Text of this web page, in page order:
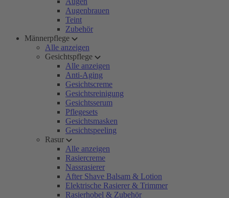
Augenbrauen
Teint
Zubehör
Männerpflege
Alle anzeigen
Gesichtspflege
Alle anzeigen
Anti-Aging
Gesichtscreme
Gesichtsreinigung
Gesichtsserum
Pflegesets
Gesichtsmasken
Gesichtspeeling
Rasur
Alle anzeigen
Rasiercreme
Nassrasierer
After Shave Balsam & Lotion
Elektrische Rasierer & Trimmer
Rasierhobel & Zubehör